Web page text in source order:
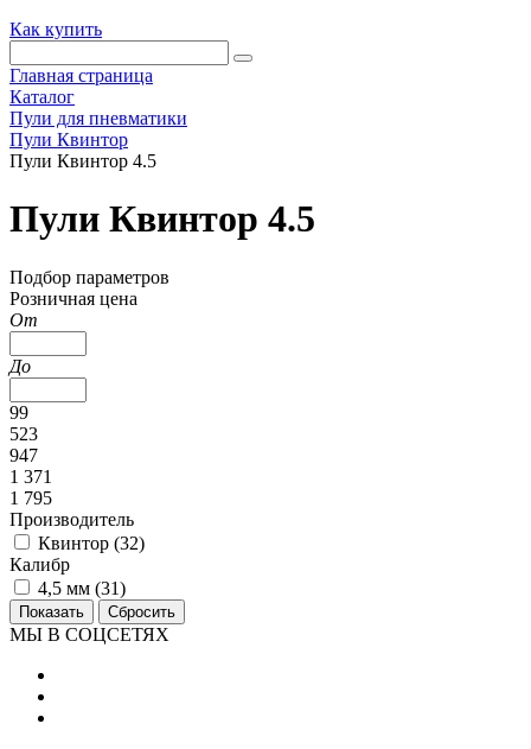
Как купить
Главная страница
Каталог
Пули для пневматики
Пули Квинтор
Пули Квинтор 4.5
Пули Квинтор 4.5
Подбор параметров
Розничная цена
От
До
99
523
947
1 371
1 795
Производитель
Квинтор (32)
Калибр
4,5 мм (31)
МЫ В СОЦСЕТЯХ